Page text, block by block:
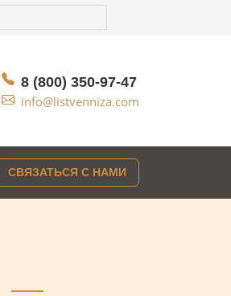
8 (800) 350-97-47
info@listvenniza.com
СВЯЗАТЬСЯ С НАМИ